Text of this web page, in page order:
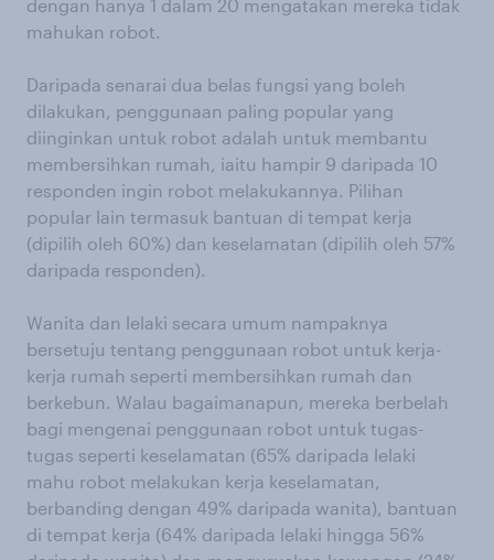
dengan hanya 1 dalam 20 mengatakan mereka tidak
mahukan robot.
Daripada senarai dua belas fungsi yang boleh
dilakukan, penggunaan paling popular yang
diinginkan untuk robot adalah untuk membantu
membersihkan rumah, iaitu hampir 9 daripada 10
responden ingin robot melakukannya. Pilihan
popular lain termasuk bantuan di tempat kerja
(dipilih oleh 60%) dan keselamatan (dipilih oleh 57%
daripada responden).
Wanita dan lelaki secara umum nampaknya
bersetuju tentang penggunaan robot untuk kerja-
kerja rumah seperti membersihkan rumah dan
berkebun. Walau bagaimanapun, mereka berbelah
bagi mengenai penggunaan robot untuk tugas-
tugas seperti keselamatan (65% daripada lelaki
mahu robot melakukan kerja keselamatan,
berbanding dengan 49% daripada wanita), bantuan
di tempat kerja (64% daripada lelaki hingga 56%